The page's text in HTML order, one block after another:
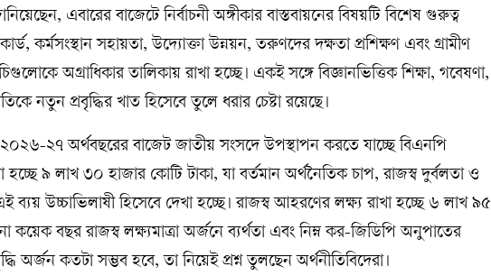
এবারের বাজেটে নির্বাচনী অঙ্গীকার বাস্তবায়নের বিষয়টি বিশেষ গুরুত্ব
কর্মসংস্থান সহায়তা, উদ্যোক্তা উন্নয়ন, তরুণদের দক্ষতা প্রশিক্ষণ এবং গ্রামীণ
অগ্রাধিকার তালিকায় রাখা হচ্ছে। একই সঙ্গে বিজ্ঞানভিত্তিক শিক্ষা, গবেষণা,
নতুন প্রবৃদ্ধির খাত হিসেবে তুলে ধরার চেষ্টা রয়েছে।
২৭ অর্থবছরের বাজেট জাতীয় সংসদে উপস্থাপন করতে যাচ্ছে বিএনপি
৯ লাখ ৩০ হাজার কোটি টাকা, যা বর্তমান অর্থনৈতিক চাপ, রাজস্ব দুর্বলতা ও
ব্যয় উচ্চাভিলাষী হিসেবে দেখা হচ্ছে। রাজস্ব আহরণের লক্ষ্য রাখা হচ্ছে ৬ লাখ ৯৫
কয়েক বছর রাজস্ব লক্ষ্যমাত্রা অর্জনে ব্যর্থতা এবং নিম্ন কর-জিডিপি অনুপাতের
অর্জন কতটা সম্ভব হবে, তা নিয়েই প্রশ্ন তুলছেন অর্থনীতিবিদেরা।